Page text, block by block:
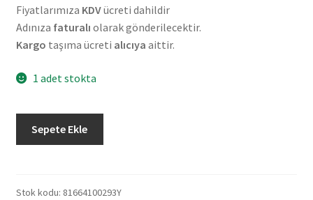
Fiyatlarımıza KDVücreti dahildir
Adınıza faturalı olarak gönderilecektir.
Kargo taşıma ücreti alıcıya aittir.
1 adet stokta
Ön
Sepete Ekle
Stok kodu: 81664100293Y